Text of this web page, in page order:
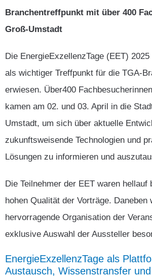
Branchentreffpunkt mit über 400
Groß-Umstadt
Die EnergieExzellenzTage (EET)
als wichtiger Treffpunkt für die TGA-
erwiesen. Über400
kamen am 02. und 03. April in die
Umstadt, um sich über aktuelle
zukunftsweisende Technologien und
Lösungen zu informieren und
Die Teilnehmer der EET waren
hohen Qualität der Vorträge. Daneben
hervorragende Organisation der
exklusive Auswahl der Aussteller
EnergieExzellenzTage als
Austausch, Wissenstransfer und